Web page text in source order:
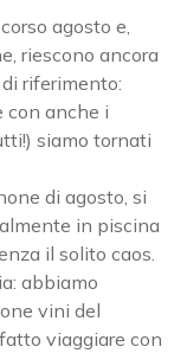
agosto e,
riescono ancora
riferimento:
con anche i
siamo tornati
di agosto, si
in piscina
il solito caos.
abbiamo
vini del
viaggiare con